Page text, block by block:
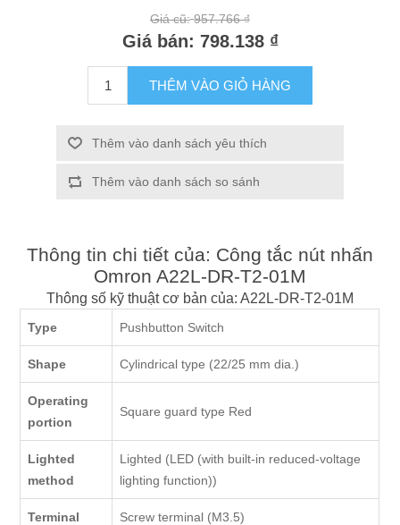
Giá cũ: 957.766 ₫
Giá bán: 798.138 ₫
THÊM VÀO GIỎ HÀNG
Thêm vào danh sách yêu thích
Thêm vào danh sách so sánh
Thông tin chi tiết của: Công tắc nút nhấn
Omron A22L-DR-T2-01M
Thông số kỹ thuật cơ bản của: A22L-DR-T2-01M
Type Pushbutton Switch
Shape Cylindrical type (22/25 mm dia.)
Operating
portion
Square guard type Red
Lighted
method
Lighted (LED (with built-in reduced-voltage
lighting function))
Terminal Screw terminal (M3.5)